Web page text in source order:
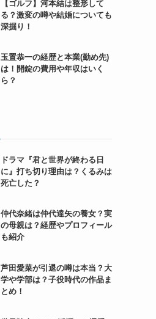
【ゴルフ】河本結は整形して
る？激変の噂や結婚についても
深掘り！
玉置恭一の経歴と本業(勤め先)
は！開錠の費用や年収はいく
ら？
ドラマ『君と世界が終わる日
に』打ち切り理由は？くるみは
死亡した？
仲代奈緒は仲代達矢の養女？実
の母親は？経歴やプロフィール
も紹介
芦田愛菜が引退の噂は本当？大
学や学部は？子役時代の作品ま
とめ！